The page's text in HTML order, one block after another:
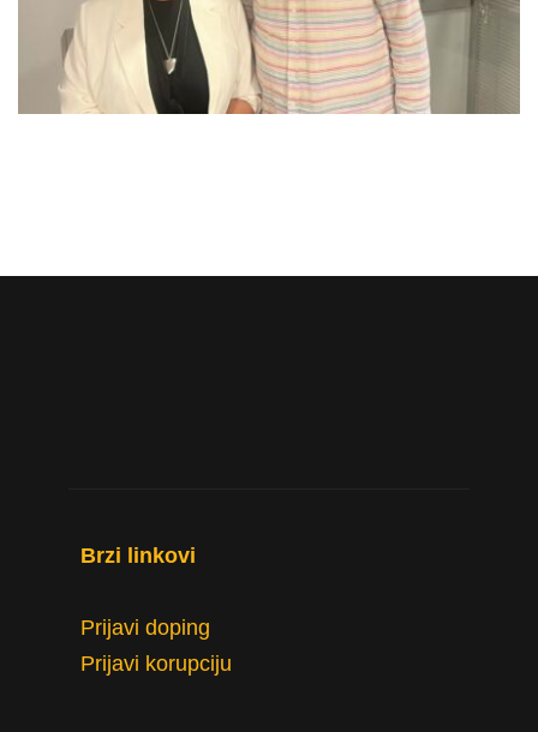
Brzi linkovi
Prijavi doping
Prijavi korupciju